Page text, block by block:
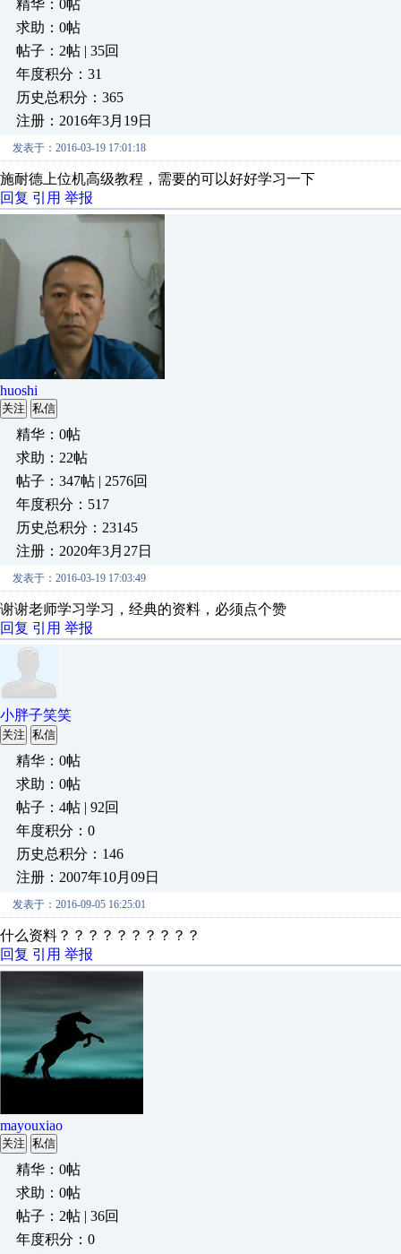
精华：0帖
求助：0帖
帖子：2帖 | 35回
年度积分：31
历史总积分：365
注册：2016年3月19日
发表于：2016-03-19 17:01:18
施耐德上位机高级教程，需要的可以好好学习一下
回复 引用 举报
huoshi
关注 私信
精华：0帖
求助：22帖
帖子：347帖 | 2576回
年度积分：517
历史总积分：23145
注册：2020年3月27日
发表于：2016-03-19 17:03:49
谢谢老师学习学习，经典的资料，必须点个赞
回复 引用 举报
小胖子笑笑
关注 私信
精华：0帖
求助：0帖
帖子：4帖 | 92回
年度积分：0
历史总积分：146
注册：2007年10月09日
发表于：2016-09-05 16:25:01
什么资料？？？？？？？？？？
回复 引用 举报
mayouxiao
关注 私信
精华：0帖
求助：0帖
帖子：2帖 | 36回
年度积分：0